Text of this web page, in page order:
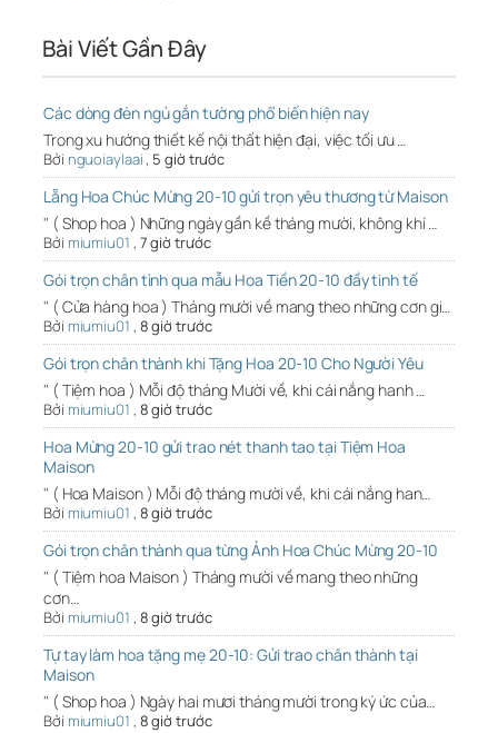
Bài Viết Gần Đây
Các dòng đèn ngủ gắn tường phổ biến hiện nay
Trong xu hướng thiết kế nội thất hiện đại, việc tối ưu …
Bởi nguoiaylaai, 5 giờ trước
Lẵng Hoa Chúc Mừng 20-10 gửi trọn yêu thương từ Maison
" ( Shop hoa ) Những ngày gần kề tháng mười, không khí …
Bởi miumiu01 , 7 giờ trước
Gói trọn chân tình qua mẫu Hoa Tiền 20-10 đầy tinh tế
" ( Cửa hàng hoa ) Tháng mười về mang theo những cơn gi…
Bởi miumiu01 , 8 giờ trước
Gói trọn chân thành khi Tặng Hoa 20-10 Cho Người Yêu
" ( Tiệm hoa ) Mỗi độ tháng Mười về, khi cái nắng hanh …
Bởi miumiu01 , 8 giờ trước
Hoa Mừng 20-10 gửi trao nét thanh tao tại Tiệm Hoa
Maison
" ( Hoa Maison ) Mỗi độ tháng mười về, khi cái nắng han…
Bởi miumiu01 , 8 giờ trước
Gói trọn chân thành qua từng Ảnh Hoa Chúc Mừng 20-10
" ( Tiệm hoa Maison ) Tháng mười về mang theo những
cơn…
Bởi miumiu01 , 8 giờ trước
Tự tay làm hoa tặng mẹ 20-10: Gửi trao chân thành tại
Maison
" ( Shop hoa ) Ngày hai mươi tháng mười trong ký ức của…
Bởi miumiu01 , 8 giờ trước